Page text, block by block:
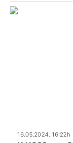
16.05.2024. 16:22h